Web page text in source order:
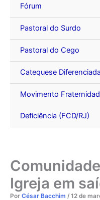
Fórum
Pastoral do Surdo
Pastoral do Cego
Catequese Diferenciada
Movimento
Deficiência (FCD/RJ)
Igreja em
Por César Bacchim / 12 de